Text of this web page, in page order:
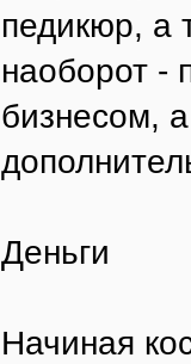
педикюр, а
наоборот -
бизнесом,
Деньги
Начиная